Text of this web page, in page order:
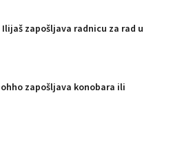
zapošljava radnicu za rad u
zapošljava konobara ili